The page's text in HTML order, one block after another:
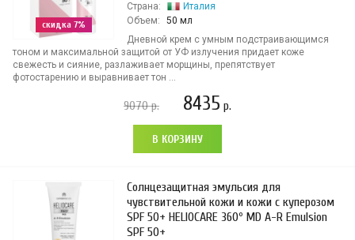
скидка 7%
Страна:
Италия
Объем:
50 мл
Дневной крем с умным подстраивающимся
тоном и максимальной защитой от УФ излучения придает коже
свежесть и сияние, разлаживает морщины, препятствует
фотостарению и выравнивает тон ...
9070р. 8435 р.
В КОРЗИНУ
Солнцезащитная эмульсия для
чувствительной кожи и кожи c куперозом
SPF 50+ HELIOCARE 360º MD A-R Emulsion
SPF 50+